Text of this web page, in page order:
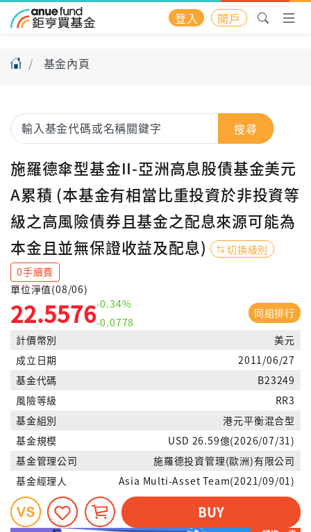
登入 開戶
基金內頁
搜尋
施羅德傘型基金II-亞洲高息股債基金美元
A累積 (本基金有相當比重投資於非投資等
級之高風險債券且基金之配息來源可能為
本金且並無保證收益及配息)
切換級別
0手續費
單位淨值(08/06)
22.5576-0.34%
-0.0778
同組排行
計價幣別
美元
成立日期
2011/06/27
基金代碼
B23249
風險等級
RR3
基金組別
港元平衡混合型
基金規模
USD 26.59億(2026/07/31)
基金管理公司
施羅德投資管理(歐洲)有限公司
基金經理人
Asia Multi-Asset Team(2021/09/01)
BUY